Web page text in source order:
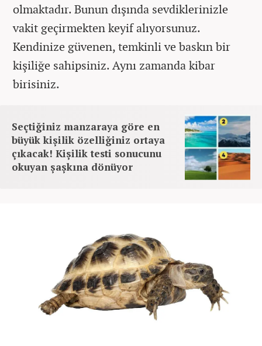
olmaktadır. Bunun dışında sevdiklerinizle
vakit geçirmekten keyif alıyorsunuz.
Kendinize güvenen, temkinli ve baskın bir
kişiliğe sahipsiniz. Aynı zamanda kibar
birisiniz.
Seçtiğiniz manzaraya göre en
büyük kişilik özelliğiniz ortaya
çıkacak! Kişilik testi sonucunu
okuyan şaşkına dönüyor